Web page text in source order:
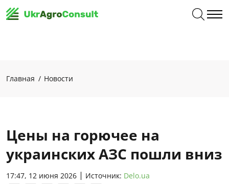
Главная Новости
Цены на горючее на
украинских АЗС пошли вниз
17:47, 12 июня 2026 Источник: Delo.ua